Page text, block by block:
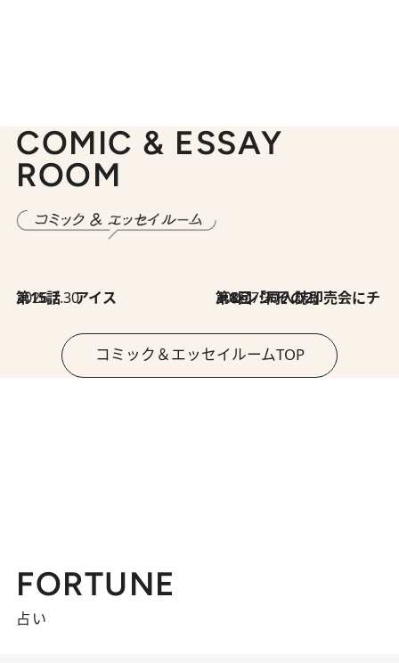
COMIC & ESSAY
ROOM
2026.7.30
第15話 アイス 2026.7.30
第8回「同人誌即売会にチャレンジ その2」
コミック＆エッセイルームTOP
FORTUNE
占い